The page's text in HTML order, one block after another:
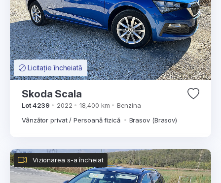
Licitație încheiată
Skoda Scala
Lot 4239 2022 18,400 km
Benzina
Vânzător privat / Persoană fizică
Brasov (Brasov)
Vizionarea s-a încheiat